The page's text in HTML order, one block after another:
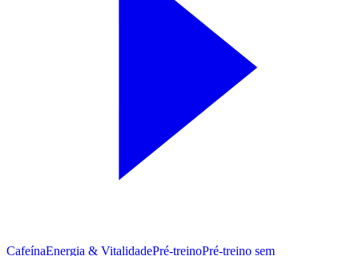
CafeínaEnergia & VitalidadePré-treinoPré‑treino sem